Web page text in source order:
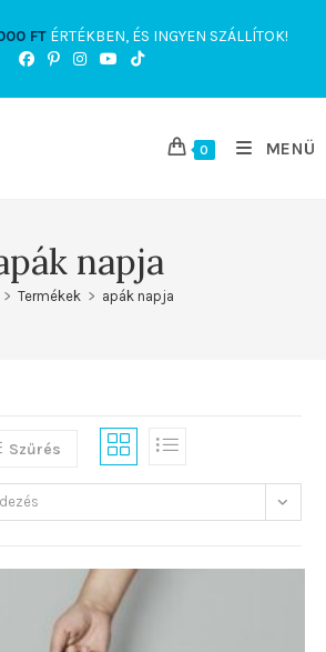
FT ÉRTÉKBEN, ÉS INGYEN SZÁLLÍTOK!
0 MENÜ
napja
> Termékek > apák napja
Szűrés